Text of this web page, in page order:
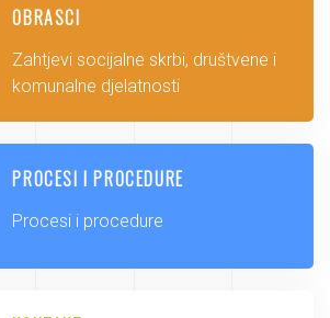
OBRASCI
Zahtjevi socijalne skrbi, društvene i
komunalne djelatnosti
PROCESI I PROCEDURE
Procesi i procedure